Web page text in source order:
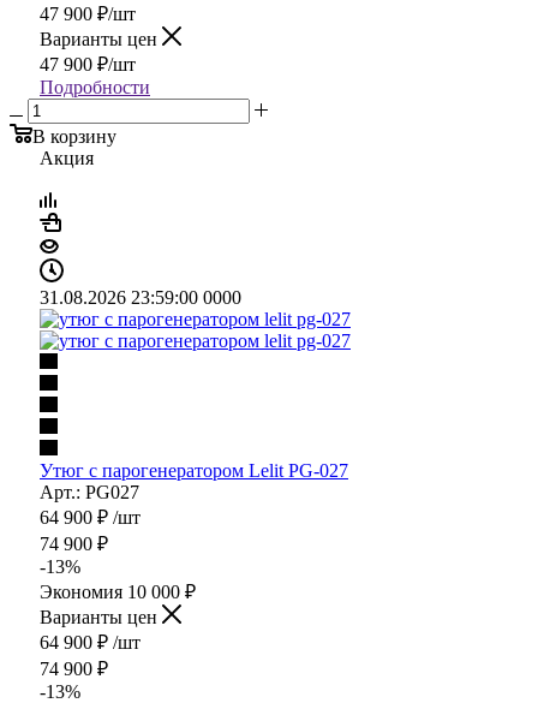
47 900 ₽/шт
Варианты цен
47 900 ₽/шт
Подробности
В корзину
Акция
31.08.2026 23:59:00 0000
Утюг с парогенератором Lelit PG-027
Арт.: PG027
64 900 ₽ /шт
74 900 ₽
-13%
Экономия 10 000 ₽
Варианты цен
64 900 ₽ /шт
74 900 ₽
-13%